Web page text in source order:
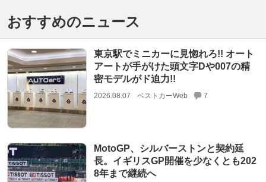
おすすめのニュース
東京駅でミニカーに見惚れろ!! オート
アートが手がけた頭文字Dや007の精
密モデルがド迫力!!
2026.08.07 ベストカーWeb 7
MotoGP、シルバーストンと契約延
長。イギリスGP開催を少なくとも202
8年まで継続へ